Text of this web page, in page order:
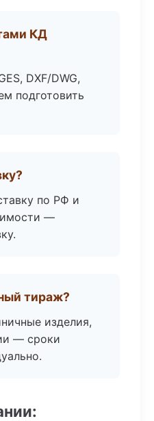
КД
DXF/DWG,
подготовить
по РФ и
—
тираж?
изделия,
— сроки